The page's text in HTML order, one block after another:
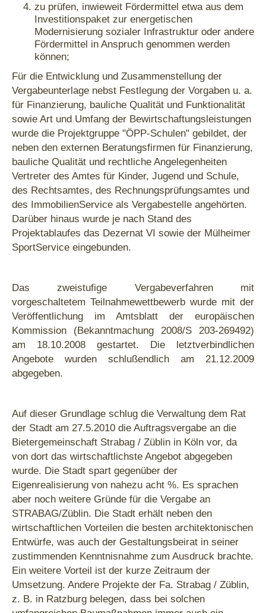
zu prüfen, inwieweit Fördermittel etwa aus dem
Investitionspaket zur energetischen
Modernisierung sozialer Infrastruktur oder andere
Fördermittel in Anspruch genommen werden
können;
Für die Entwicklung und Zusammenstellung der
Vergabeunterlage nebst Festlegung der Vorgaben u. a.
für Finanzierung, bauliche Qualität und Funktionalität
sowie Art und Umfang der Bewirtschaftungsleistungen
wurde die Projektgruppe "ÖPP-Schulen" gebildet, der
neben den externen Beratungsfirmen für Finanzierung,
bauliche Qualität und rechtliche Angelegenheiten
Vertreter des Amtes für Kinder, Jugend und Schule,
des Rechtsamtes, des Rechnungsprüfungsamtes und
des ImmobilienService als Vergabestelle angehörten.
Darüber hinaus wurde je nach Stand des
Projektablaufes das Dezernat VI sowie der Mülheimer
SportService eingebunden.
Das zweistufige Vergabeverfahren mit
vorgeschaltetem Teilnahmewettbewerb wurde mit der
Veröffentlichung im Amtsblatt der europäischen
Kommission (Bekanntmachung 2008/S 203-269492)
am 18.10.2008 gestartet. Die letztverbindlichen
Angebote wurden schlußendlich am 21.12.2009
abgegeben.
Auf dieser Grundlage schlug die Verwaltung dem Rat
der Stadt am 27.5.2010 die Auftragsvergabe an die
Bietergemeinschaft Strabag / Züblin in Köln vor, da
von dort das wirtschaftlichste Angebot abgegeben
wurde. Die Stadt spart gegenüber der
Eigenrealisierung von nahezu acht %. Es sprachen
aber noch weitere Gründe für die Vergabe an
STRABAG/Züblin. Die Stadt erhält neben den
wirtschaftlichen Vorteilen die besten architektonischen
Entwürfe, was auch der Gestaltungsbeirat in seiner
zustimmenden Kenntnisnahme zum Ausdruck brachte.
Ein weitere Vorteil ist der kurze Zeitraum der
Umsetzung. Andere Projekte der Fa. Strabag / Züblin,
z. B. in Ratzburg belegen, dass bei solchen